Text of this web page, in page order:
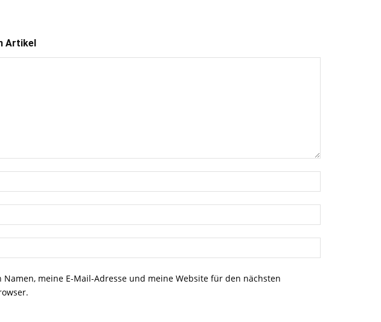
Artikel
Namen, meine E-Mail-Adresse und meine Website für den nächsten